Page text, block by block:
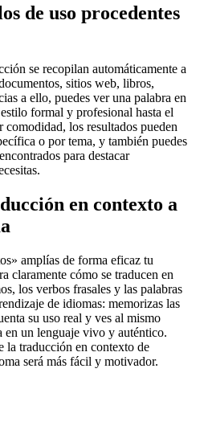
de uso procedentes
se recopilan automáticamente a
sitios web, libros,
a ello, puedes ver una palabra en
formal y profesional hasta el
los resultados pueden
o por tema, y también puedes
para destacar
en contexto a
amplías de forma eficaz tu
claramente cómo se traducen en
los verbos frasales y las palabras
de idiomas: memorizas las
su uso real y ves al mismo
en un lenguaje vivo y auténtico.
la traducción en contexto de
será más fácil y motivador.